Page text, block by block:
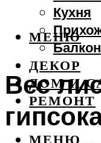
Кухня
Балкон
ДЕКОР
ДОМ И
РЕМОНТ
МЕНЮ
МЕНЮ
Вес